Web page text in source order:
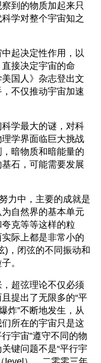
到的物质加起来只
学对整个宇宙知之
起决定性作用，以
接决定宇宙的命
国人》杂志登出文
不仅推动宇宙加速
学最大的谜，对科
学界面临巨大挑战
暗物质和暗能量的
石，可能需要发展
力中，主要的成就是
自然界的基本单元
克等等这样的粒
际上都是非常小的
)，闭弦的不同振动和
。
超弦理论不仅必须
提出了无限多的“平
炸”不断地发生，从
所在的宇宙只是这
宇宙”遵守不同的物
键问题不是“平行宇